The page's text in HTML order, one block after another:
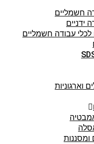
חשמליים
ידניים
לכלי עבודה חשמליים
וארגוניות